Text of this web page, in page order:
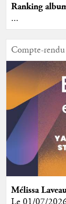
Ranking
...
Compte-
Mélissa